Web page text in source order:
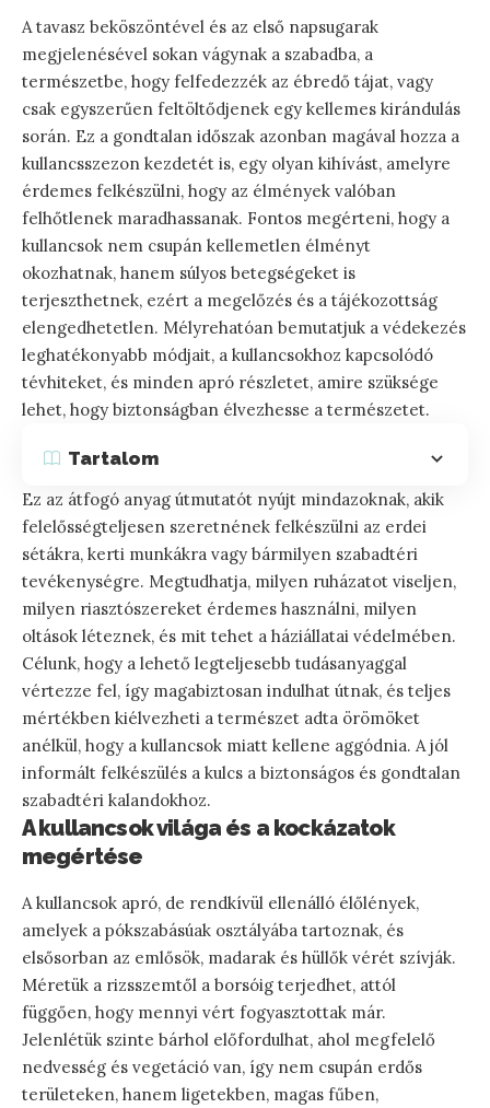
A tavasz beköszöntével és az első napsugarak
megjelenésével sokan vágynak a szabadba, a
természetbe, hogy felfedezzék az ébredő tájat, vagy
csak egyszerűen feltöltődjenek egy kellemes kirándulás
során. Ez a gondtalan időszak azonban magával hozza a
kullancsszezon kezdetét is, egy olyan kihívást, amelyre
érdemes felkészülni, hogy az élmények valóban
felhőtlenek maradhassanak. Fontos megérteni, hogy a
kullancsok nem csupán kellemetlen élményt
okozhatnak, hanem súlyos betegségeket is
terjeszthetnek, ezért a megelőzés és a tájékozottság
elengedhetetlen. Mélyrehatóan bemutatjuk a védekezés
leghatékonyabb módjait, a kullancsokhoz kapcsolódó
tévhiteket, és minden apró részletet, amire szüksége
lehet, hogy biztonságban élvezhesse a természetet.
Tartalom
Ez az átfogó anyag útmutatót nyújt mindazoknak, akik
felelősségteljesen szeretnének felkészülni az erdei
sétákra, kerti munkákra vagy bármilyen szabadtéri
tevékenységre. Megtudhatja, milyen ruházatot viseljen,
milyen riasztószereket érdemes használni, milyen
oltások léteznek, és mit tehet a háziállatai védelmében.
Célunk, hogy a lehető legteljesebb tudásanyaggal
vértezze fel, így magabiztosan indulhat útnak, és teljes
mértékben kiélvezheti a természet adta örömöket
anélkül, hogy a kullancsok miatt kellene aggódnia. A jól
informált felkészülés a kulcs a biztonságos és gondtalan
szabadtéri kalandokhoz.
A kullancsok világa és a kockázatok
megértése
A kullancsok apró, de rendkívül ellenálló élőlények,
amelyek a pókszabásúak osztályába tartoznak, és
elsősorban az emlősök, madarak és hüllők vérét szívják.
Méretük a rizsszemtől a borsóig terjedhet, attól
függően, hogy mennyi vért fogyasztottak már.
Jelenlétük szinte bárhol előfordulhat, ahol megfelelő
nedvesség és vegetáció van, így nem csupán erdős
területeken, hanem ligetekben, magas fűben,